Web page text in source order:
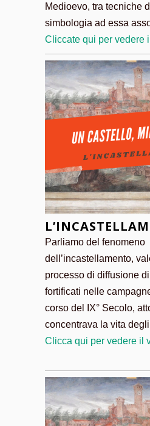
Medioevo, tra tecniche
simbologia ad essa
Cliccate qui per vedere
Parliamo del fenomeno
dell’incastellamento,
processo di diffusione
fortificati nelle
corso del IX° Secolo,
concentrava la vita
Clicca qui per vedere il